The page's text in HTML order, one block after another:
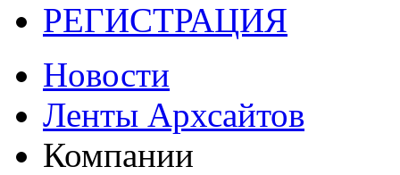
РЕГИСТРАЦИЯ
Новости
Ленты Архсайтов
Компании